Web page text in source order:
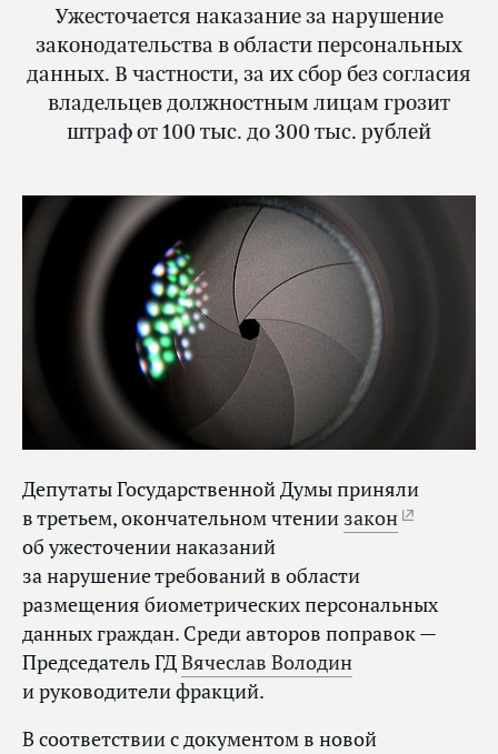
Ужесточается наказание за нарушение
законодательства в области персональных
данных. В частности, за их сбор без согласия
владельцев должностным лицам грозит
штраф от 100 тыс. до 300 тыс. рублей
Депутаты Государственной Думы приняли
в третьем, окончательном чтении закон
об ужесточении наказаний
за нарушение требований в области
размещения биометрических персональных
данных граждан. Среди авторов поправок —
Председатель ГДВячеслав Володин
и руководители фракций.
В соответствии с документом в новой